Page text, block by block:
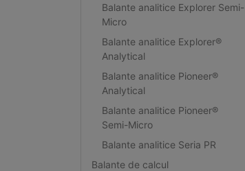
Balante analitice Explorer Semi-
Micro
Balante analitice Explorer®
Analytical
Balante analitice Pioneer®
Analytical
Balante analitice Pioneer®
Semi-Micro
Balante analitice Seria PR
Balante de calcul